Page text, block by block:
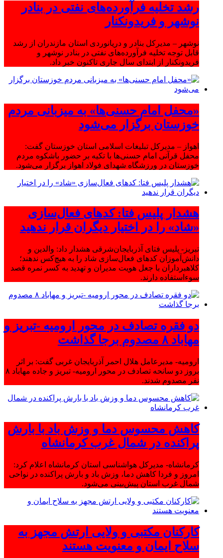
رشد تخلیه فرآورده‌های نفتی در بنادر
نوشهر و فریدونکنار
نوشهر – مدیرکل بنادر و دریانوردی استان مازندران از رشد
قابل توجه تخلیه فرآورده‌های نفتی در بنادر نوشهر و
فریدونکنار از ابتدای سال جاری تاکنون خبر داد.
«محفل امام حسنی‌ها» به میزبانی مردم
خوزستان برگزار می‌شود
اهواز – مدیرکل تبلیغات اسلامی استان خوزستان گفت:
محفل قرآنی امام حسنی‌ها با تکیه بر حضور باشکوه مردم
خوزستان در ورزشگاه شهدای فولاد اهواز برگزار می‌شود.
هشدار پلیس فتا: کدهای فعال‌سازی
«شاد» را در اختیار دیگران قرار ندهید
تبریز- پلیس فتای آذربایجان‌شرقی هشدار داد: والدین و
دانش‌آموزان کدهای فعال‌سازی شاد را به هیچ‌کس ندهند؛
کلاهبرداران با جعل هویت مدیران و تهدید به کسر نمره قصد
سوءاستفاده دارند.
دو فقره تصادف در محور ارومیه -تبریز و
مهاباد ۸ مصدوم برجا گذاشت
ارومیه- مدیرعامل هلال احمر آذربایجان غربی گفت: بر اثر
بروز دو سانحه تصادف در محور ارومیه- تبریز و جاده مهاباد ۸
نفر مصدوم شدند.
کاهش محسوس دما و وزش باد با بارش
پراکنده در شمال غرب کرمانشاه
کرمانشاه- مدیرکل هواشناسی استان کرمانشاه اعلام کرد:
امروز و فردا کاهش دما، وزش باد و بارش پراکنده در نواحی
شمال غرب استان پیش‌بینی می‌شود.
کارکنان مکتبی و ولایی ارتش مجهز به
سلاح ایمان و معنویت هستند